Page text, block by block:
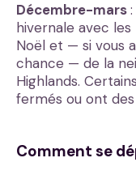
Décembre-mars
hivernale avec
Noël et — si vous
chance — de la
Highlands.
fermés ou ont
Comment se